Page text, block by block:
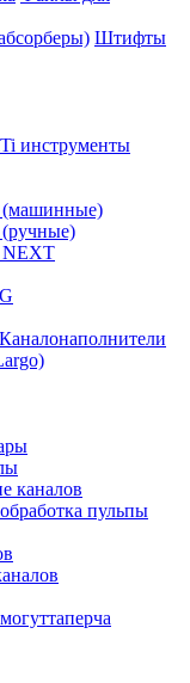
Штифты
инструменты
(машинные)
(ручные)
NEXT
Каналонаполнители
каналов
пульпы